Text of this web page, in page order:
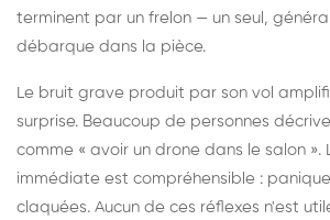
terminent par un frelon — un seul,
débarque dans la pièce.
Le bruit grave produit par son vol
surprise. Beaucoup de personnes
comme « avoir un drone dans le salon ».
immédiate est compréhensible :
claquées. Aucun de ces réflexes n'est